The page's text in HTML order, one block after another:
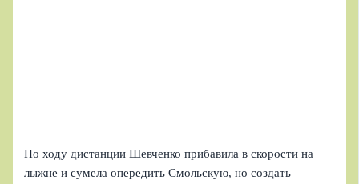
По ходу дистанции Шевченко прибавила в скорости на
лыжне и сумела опередить Смольскую, но создать